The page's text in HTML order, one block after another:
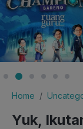
Home
Yuk,